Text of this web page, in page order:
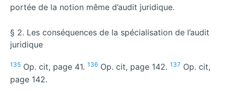
portée de la notion même d’audit juridique.
§ 2. Les conséquences de la spécialisation de l’audit
juridique
135 Op. cit, page 41. 136 Op. cit, page 142. 137 Op. cit,
page 142.